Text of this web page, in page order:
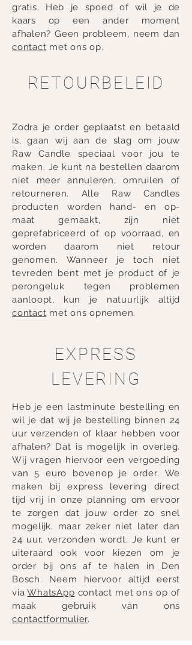
gratis. Heb je spoed of wil je de
kaars op een ander moment
afhalen? Geen probleem, neem dan
contact met ons op.
RETOURBELEID
Zodra je order geplaatst en betaald
is, gaan wij aan de slag om jouw
Raw Candle speciaal voor jou te
maken. Je kunt na bestellen daarom
niet meer annuleren, omruilen of
retourneren. Alle Raw Candles
producten worden hand- en op-
maat gemaakt, zijn niet
geprefabriceerd of op voorraad, en
worden daarom niet retour
genomen. Wanneer je toch niet
tevreden bent met je product of je
perongeluk tegen problemen
aanloopt, kun je natuurlijk altijd
contact met ons opnemen.
EXPRESS
LEVERING
Heb je een lastminute bestelling en
wil je dat wij je bestelling binnen 24
uur verzenden of klaar hebben voor
afhalen? Dat is mogelijk in overleg.
Wij vragen hiervoor een vergoeding
van 5 euro bovenop je order. We
maken bij express levering direct
tijd vrij in onze planning om ervoor
te zorgen dat jouw order zo snel
mogelijk, maar zeker niet later dan
24 uur, verzonden wordt. Je kunt er
uiteraard ook voor kiezen om je
order bij ons af te halen in Den
Bosch. Neem hiervoor altijd eerst
viaWhatsApp contact met ons op of
maak gebruik van ons
contactformulier.